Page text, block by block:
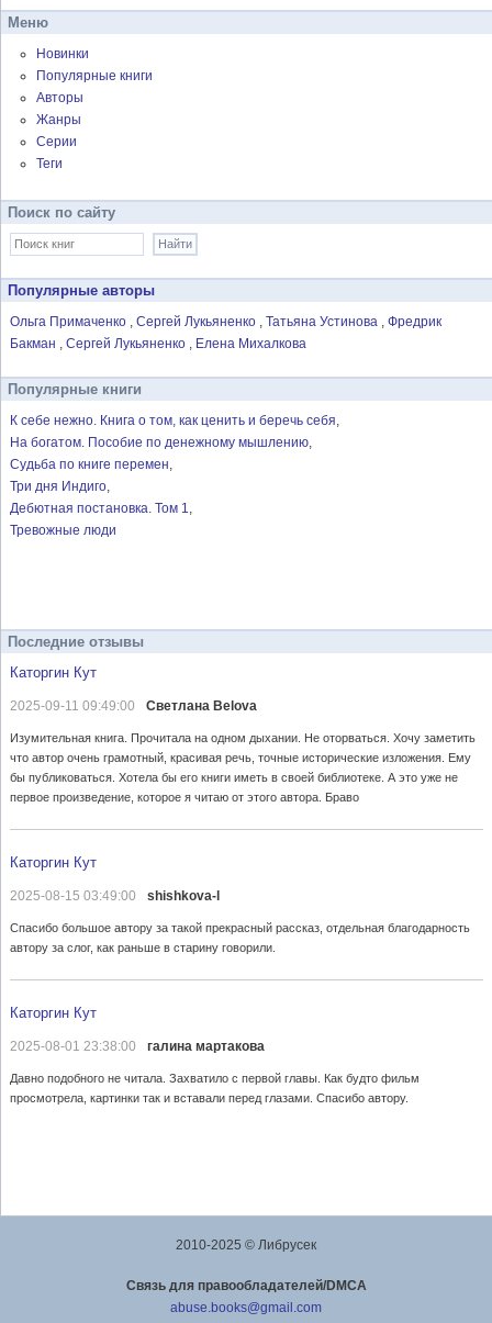
Меню
Новинки
Популярные книги
Авторы
Жанры
Серии
Теги
Поиск по сайту
Популярные авторы
Ольга Примаченко Сергей Лукьяненко Татьяна Устинова
Фредрик
Бакман
Сергей Лукьяненко Елена Михалкова
Популярные книги
К себе нежно. Книга о том, как ценить и беречь себя
На богатом. Пособие по денежному мышлению
Судьба по книге перемен
Три дня Индиго
Дебютная постановка. Том 1
Тревожные люди
Последние отзывы
Каторгин Кут
2025-09-11 09:49:00 Светлана Belova
Изумительная книга. Прочитала на одном дыхании. Не оторваться. Хочу заметить
что автор очень грамотный, красивая речь, точные исторические изложения. Ему
бы публиковаться. Хотела бы его книги иметь в своей библиотеке. А это уже не
первое произведение, которое я читаю от этого автора. Браво
Каторгин Кут
2025-08-15 03:49:00 shishkova-l
Спасибо большое автору за такой прекрасный рассказ, отдельная благодарность
автору за слог, как раньше в старину говорили.
Каторгин Кут
2025-08-01 23:38:00 галина мартакова
Давно подобного не читала. Захватило с первой главы. Как будто фильм
просмотрела, картинки так и вставали перед глазами. Спасибо автору.
2010-2025 © Либрусек
Cвязь для правообладателей/DMCA
abuse.books@gmail.com